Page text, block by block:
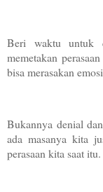
Beri waktu untuk
memetakan
bisa merasakan
Bukannya denial
ada masanya kita
perasaan kita saat itu.